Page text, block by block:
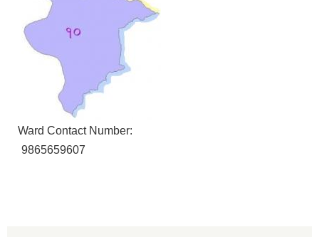
Ward Contact Number:
9865659607